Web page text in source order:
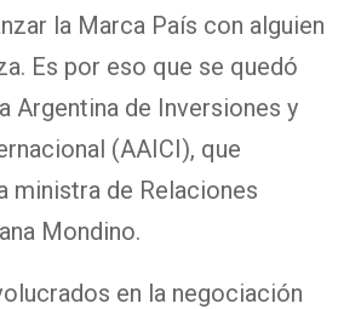
la Marca País con alguien
Es por eso que se quedó
Argentina de Inversiones y
(AAICI), que
ministra de Relaciones
Mondino.
en la negociación